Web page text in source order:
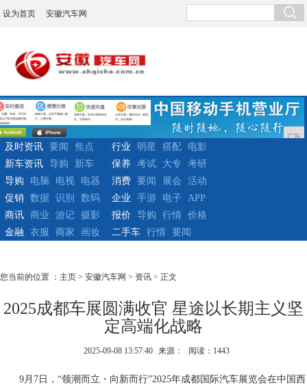
设为首页 安徽汽车网
广告
及时资讯 要闻
焦点
新车资讯
导购 新车
行业 明星 搭配
电影
保养
考试 大专
考研
导购
电脑 电视
电器
促销
数据 识别 数码
消费 要闻 展会
活动
企业
手游 电子
APP
商讯
商业 游记
摄影
金融
衣服 商家 画妆
报价 导购 行情
价格
二手车
行情 要闻
您当前的位置 ： 主页 > 安徽汽车网 > 资讯 > 正文
2025成都车展圆满收官 星途以长期主义坚
定高端化战略
2025-09-08 13:57:40 来源： 阅读：1443
9月7日，“领潮而立・向新而行”2025年成都国际汽车展览会在中国西